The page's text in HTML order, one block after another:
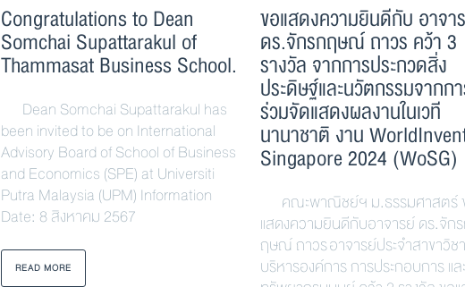
Congratulations to Dean
Somchai Supattarakul of
Thammasat Business School.
Dean Somchai Supattarakul has
been invited to be on International
Advisory Board of School of Business
and Economics (SPE) at Universiti
Putra Malaysia (UPM) Information
Date: 8 สิงหาคม 2567
READ MORE
ขอแสดงความยินดีกับ อาจา
ดร.จักรกฤษณ์ ถาวร คว้า 3
รางวัล จากการประกวดสิ่ง
ประดิษฐ์และนวัตกรรมจากกา
ร่วมจัดแสดงผลงานในเวที
นานาชาติ งาน
Singapore 2024 (WoSG)
คณะพาณิชย์ฯ ม.ธรรมศาสตร์
แสดงความยินดีกับอาจารย์ ดร.จัก
ฤษณ์ ถาวร อาจารย์ประจำสาขาวิช
บริหารองค์การ การประกอบการ และ